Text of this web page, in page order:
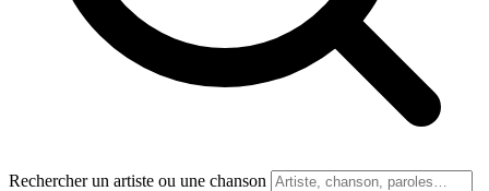
Rechercher un artiste ou une chanson